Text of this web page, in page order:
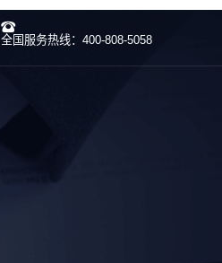
全国服务热线：400-808-5058